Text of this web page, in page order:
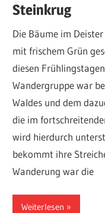
Steinkrug
Die Bäume im
mit frischem Grün
diesen
Wandergruppe war
Waldes und dem
die im
wird hierdurch
bekommt ihre
Wanderung war die
Weiterlesen